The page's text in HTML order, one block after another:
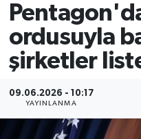
ordusuyla
şirketler
09.06.2026 - 10:17
YAYINLANMA
Tüm Manşetler
Son Dakika
Haber Arşivi